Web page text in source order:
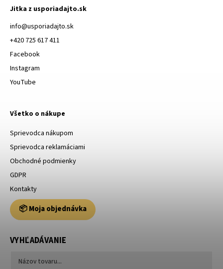
Jitka z usporiadajto.sk
info@usporiadajto.sk
+420 725 617 411
Facebook
Instagram
YouTube
Všetko o nákupe
Sprievodca nákupom
Sprievodca reklamáciami
Obchodné podmienky
GDPR
Kontakty
📦 Moja objednávka
VYHĽADÁVANIE